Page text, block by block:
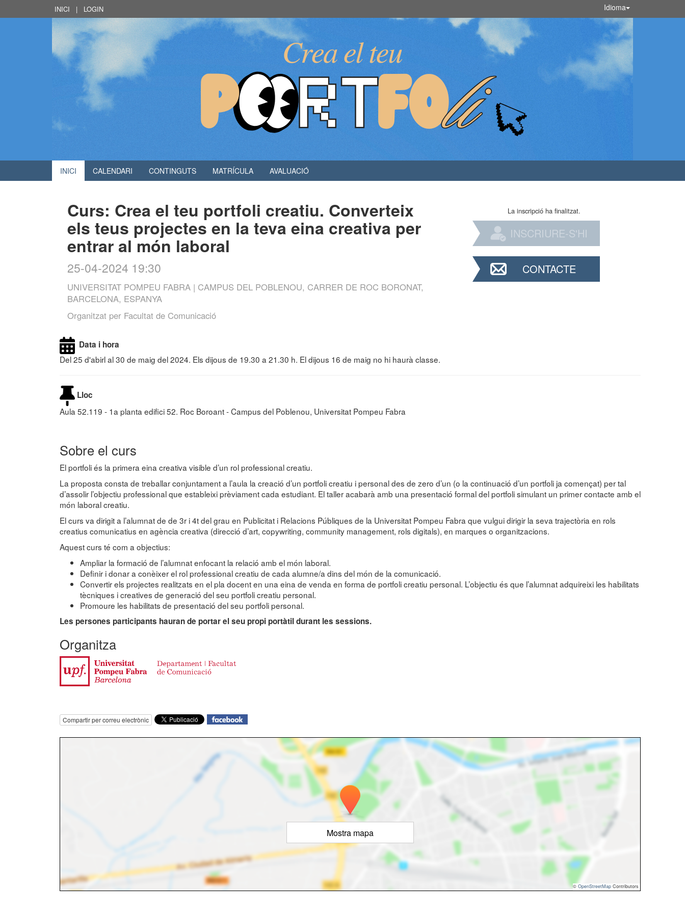
INICI | LOGIN Idioma
INICI CALENDARI CONTINGUTS MATRÍCULA AVALUACIÓ
Curs: Crea el teu portfoli creatiu. Converteix
els teus projectes en la teva eina creativa per
entrar al món laboral
25-04-2024 19:30
UNIVERSITAT POMPEU FABRA | CAMPUS DEL POBLENOU, CARRER DE ROC BORONAT,
BARCELONA, ESPANYA
Organitzat per Facultat de Comunicació
La inscripció ha finalitzat.
INSCRIURE-S'HI
CONTACTE
Data i hora
Del 25 d'abirl al 30 de maig del 2024. Els dijous de 19.30 a 21.30 h. El dijous 16 de maig no hi haurà classe.
Lloc
Aula 52.119 - 1a planta edifici 52. Roc Boroant - Campus del Poblenou, Universitat Pompeu Fabra
Sobre el curs
El portfoli és la primera eina creativa visible d’un rol professional creatiu.
La proposta consta de treballar conjuntament a l’aula la creació d’un portfoli creatiu i personal des de zero d’un (o la continuació d’un portfoli ja començat) per tal
d’assolir l’objectiu professional que estableixi prèviament cada estudiant. El taller acabarà amb una presentació formal del portfoli simulant un primer contacte amb el
món laboral creatiu.
El curs va dirigit a l’alumnat de de 3r i 4t del grau en Publicitat i Relacions Públiques de la Universitat Pompeu Fabra que vulgui dirigir la seva trajectòria en rols
creatius comunicatius en agència creativa (direcció d’art, copywriting, community management, rols digitals), en marques o organitzacions.
Aquest curs té com a objectius:
Ampliar la formació de l’alumnat enfocant la relació amb el món laboral.
Definir i donar a conèixer el rol professional creatiu de cada alumne/a dins del món de la comunicació.
Convertir els projectes realitzats en el pla docent en una eina de venda en forma de portfoli creatiu personal. L’objectiu és que l’alumnat adquireixi les habilitats
tècniques i creatives de generació del seu portfoli creatiu personal.
Promoure les habilitats de presentació del seu portfoli personal.
Les persones participants hauran de portar el seu propi portàtil durant les sessions.
Organitza
Compartir per correu electrònic
Mostra mapa
© OpenStreetMap Contributors